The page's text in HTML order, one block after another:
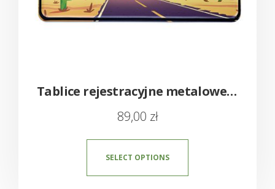
Tablice rejestracyjne metalowe – amerykańskie z imieniem USA
89,00 zł
SELECT OPTIONS